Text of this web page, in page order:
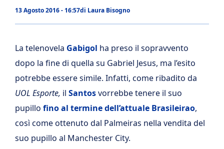
13 Agosto 2016 - 16:57di Laura Bisogno
La telenovela Gabigol ha preso il sopravvento
dopo la fine di quella su Gabriel Jesus, ma l’esito
potrebbe essere simile. Infatti, come ribadito da
UOL Esporte, il Santosvorrebbe tenere il suo
pupillo fino al termine dell’attuale Brasileirao,
così come ottenuto dal Palmeiras nella vendita del
suo pupillo al Manchester City.